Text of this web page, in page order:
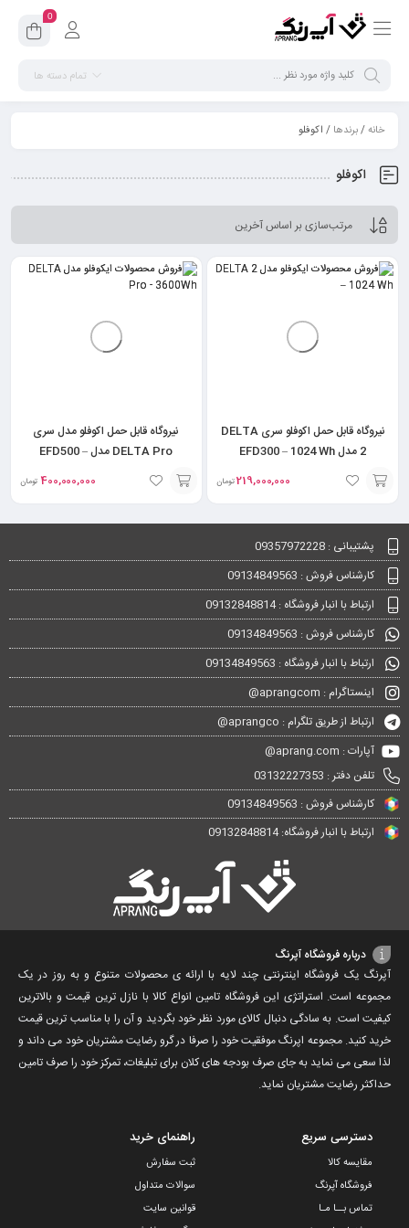
0
تمام دسته ها
خانه/برندها / اکوفلو
اکوفلو
نیروگاه قابل حمل اکوفلو سری DELTA
2 مدل EFD300 – 1024 Wh
219,000,000 تومان
سبد
نیروگاه قابل حمل اکوفلو مدل سری
DELTA Pro مدل EFD500 –
400,000,000 تومان
سبد
پشتیبانی : 09357972228
کارشناس فروش : 09134849563
ارتباط با انبار فروشگاه : 09132848814
کارشناس فروش : 09134849563
ارتباط با انبار فروشگاه : 09134849563
اینستاگرام : aprangcom@
ارتباط از طریق تلگرام : aprangco@
آپارات : aprang.com@
تلفن دفتر : 03132227353
کارشناس فروش : 09134849563
ارتباط با انبار فروشگاه: 09132848814
درباره فروشگاه آپرنگ
آپرنگ یک فروشگاه اینترنتی چند لایه با ارائه ی محصولات متنوع و به روز در یک
مجموعه است. استراتژی این فروشگاه تامین انواع کالا با نازل ترین قیمت و بالاترین
کیفیت است. به سادگی دنبال کالای مورد نظر خود بگردید و آن را با مناسب ترین قیمت
خرید کنید. مجموعه اپرنگ موفقیت خود را صرفا در گرو رضایت مشتریان خود می داند و
لذا سعی می نماید به جای صرف بودجه های کلان برای تبلیغات، تمرکز خود را صرف تامین
حداکثر رضایت مشتریان نماید‌.
دسترسی سریع
مقایسه کالا
فروشگاه آپرنگ
تماس بــا مـا
راهنمای خرید
ثبت سفارش
سوالات متداول
قوانین سایت